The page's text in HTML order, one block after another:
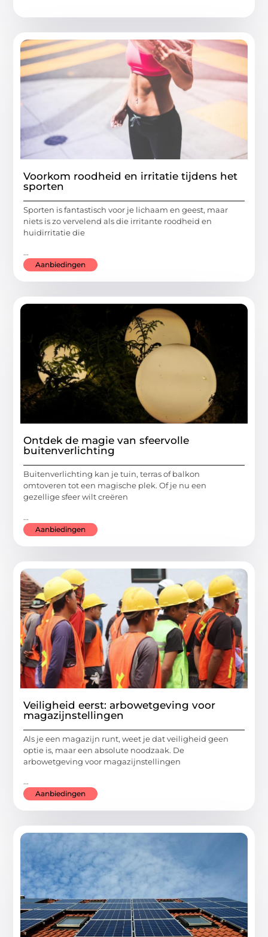
Voorkom roodheid en irritatie tijdens het
sporten
Sporten is fantastisch voor je lichaam en geest, maar
niets is zo vervelend als die irritante roodheid en
huidirritatie die
...
Aanbiedingen
Ontdek de magie van sfeervolle
buitenverlichting
Buitenverlichting kan je tuin, terras of balkon
omtoveren tot een magische plek. Of je nu een
gezellige sfeer wilt creëren
...
Aanbiedingen
Veiligheid eerst: arbowetgeving voor
magazijnstellingen
Als je een magazijn runt, weet je dat veiligheid geen
optie is, maar een absolute noodzaak. De
arbowetgeving voor magazijnstellingen
...
Aanbiedingen